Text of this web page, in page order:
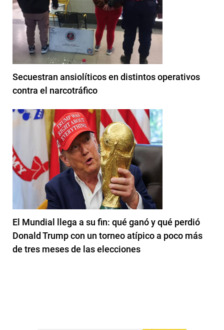
Secuestran ansiolíticos en distintos operativos
contra el narcotráfico
El Mundial llega a su fin: qué ganó y qué perdió
Donald Trump con un torneo atípico a poco más
de tres meses de las elecciones